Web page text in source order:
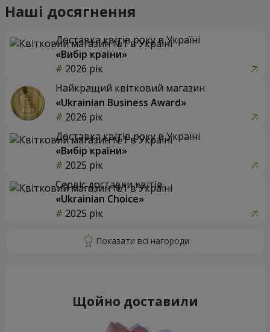
Наші досягнення
Доставка квітів року в Україні
«Вибір країни»
2026 рік
Найкращий квітковий магазин
«Ukrainian Business Award»
2026 рік
Доставка квітів року в Україні
«Вибір країни»
2025 рік
Сервіс доставки квітів
«Ukrainian Choice»
2025 рік
Щойно доставили